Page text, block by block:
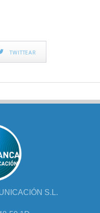
TWITTEAR
S.L.